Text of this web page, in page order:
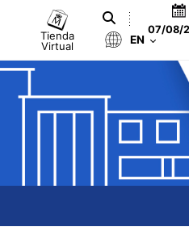
Tienda
Virtual
07/08/
EN